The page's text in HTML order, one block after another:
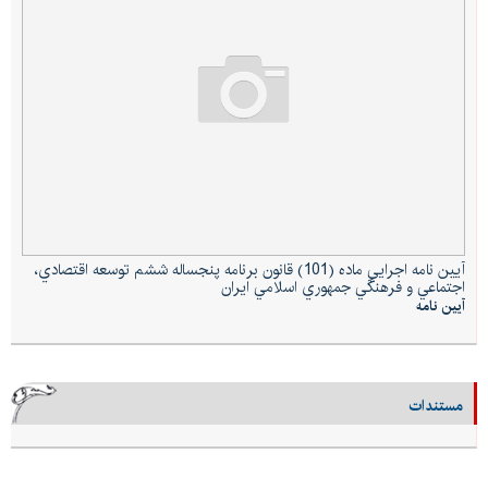
آيين نامه اجرايي ماده (101) قانون برنامه پنجساله ششم توسعه اقتصادي،
اجتماعي و فرهنگي جمهوري اسلامي ايران
آيين نامه
مستندات